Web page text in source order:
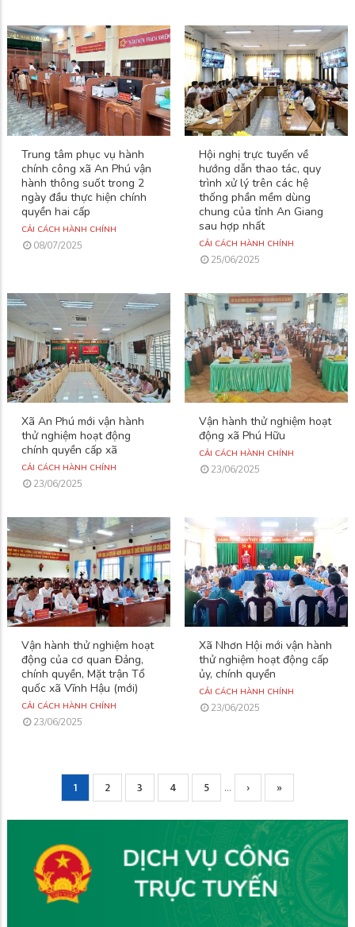
Trung tâm phục vụ hành
chính công xã An Phú vận
hành thông suốt trong 2
ngày đầu thực hiện chính
quyền hai cấp
CẢI CÁCH HÀNH CHÍNH
08/07/2025
Hội nghị trực tuyến về
hướng dẫn thao tác, quy
trình xử lý trên các hệ
thống phần mềm dùng
chung của tỉnh An Giang
sau hợp nhất
CẢI CÁCH HÀNH CHÍNH
25/06/2025
Xã An Phú mới vận hành
thử nghiệm hoạt động
chính quyền cấp xã
CẢI CÁCH HÀNH CHÍNH
23/06/2025
Vận hành thử nghiệm hoạt
động xã Phú Hữu
CẢI CÁCH HÀNH CHÍNH
23/06/2025
Vận hành thử nghiệm hoạt
động của cơ quan Đảng,
chính quyền, Mặt trận Tổ
quốc xã Vĩnh Hậu (mới)
CẢI CÁCH HÀNH CHÍNH
23/06/2025
Xã Nhơn Hội mới vận hành
thử nghiệm hoạt động cấp
ủy, chính quyền
CẢI CÁCH HÀNH CHÍNH
23/06/2025
PaginationCurrent
page
1 Page
2 Page
3 Page
4 Page
5 …
Next
page
›
Trang
cuối
»